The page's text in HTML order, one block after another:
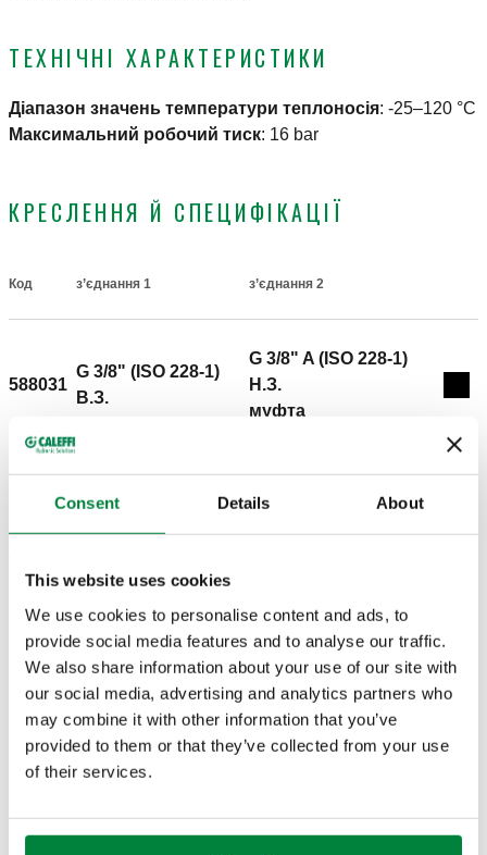
Consent Details About
This website uses cookies
We use cookies to personalise content and ads, to
provide social media features and to analyse our traffic.
We also share information about your use of our site with
our social media, advertising and analytics partners who
may combine it with other information that you’ve
provided to them or that they’ve collected from your use
of their services.
ТЕХНІЧНІ ХАРАКТЕРИСТИКИ
Діапазон значень температури теплоносія: -25–120 °C
Максимальний робочий тиск: 16 bar
КРЕСЛЕННЯ Й СПЕЦИФІКАЦІЇ
Код з’єднання 1 з’єднання 2
588031
G 3/8" (ISO 228-1)
B.З.
G 3/8" A (ISO 228-1)
H.З.
муфта
3D-моделі
CALEFFI, 588031. трикомпонентний з’єднувальний-
фітинг. Для гідравлічних систем і систем побутового
водопостачання (чорне ущільнювальне кільце відповідає
вимогам стандарту EN 681.1). з’єднання 1: G 3/8" (ISO
228-1) B.З.. з’єднання 2: G 3/8" A (ISO 228-1) H.З., муфта.
Максимальний робочий тиск: 16 bar. Діапазон значень
температури теплоносія: -25–120 °C.
Код SCIP
cb176bcc-ea34-473c-a21a-
1230d46da23a
Показати
B.З.